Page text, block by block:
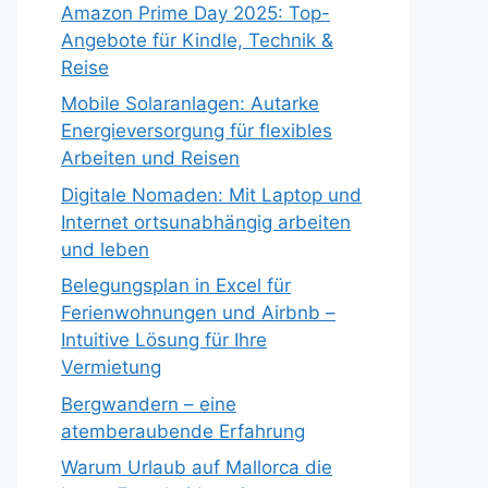
Amazon Prime Day 2025: Top-
Angebote für Kindle, Technik &
Reise
Mobile Solaranlagen: Autarke
Energieversorgung für flexibles
Arbeiten und Reisen
Digitale Nomaden: Mit Laptop und
Internet ortsunabhängig arbeiten
und leben
Belegungsplan in Excel für
Ferienwohnungen und Airbnb –
Intuitive Lösung für Ihre
Vermietung
Bergwandern – eine
atemberaubende Erfahrung
Warum Urlaub auf Mallorca die